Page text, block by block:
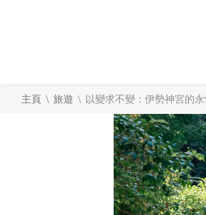
主頁 \ 旅遊 \ 以變求不變：伊勢神宮的